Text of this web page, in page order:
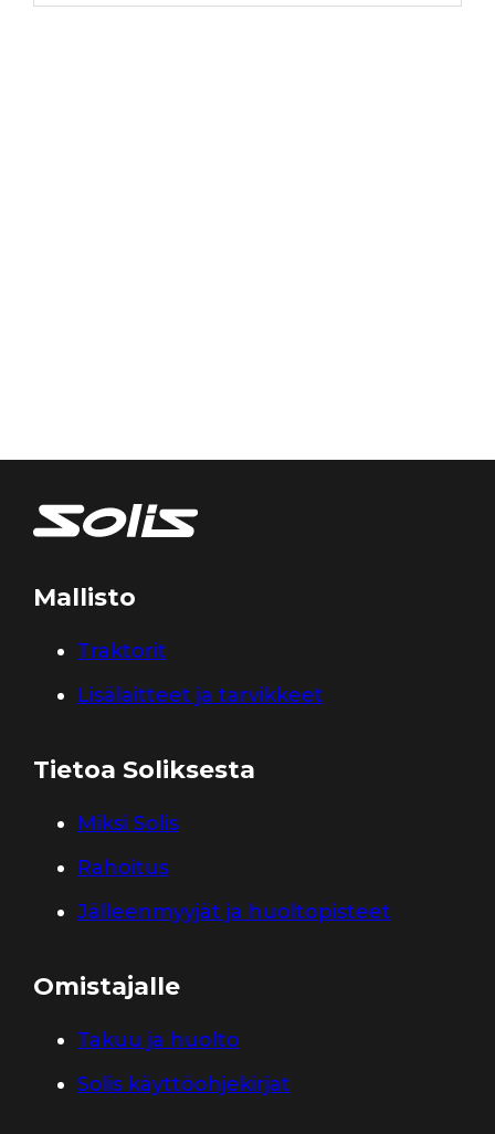
Mallisto
Traktorit
Lisälaitteet ja tarvikkeet
Tietoa Soliksesta
Miksi Solis
Rahoitus
Jälleenmyyjät ja huoltopisteet
Omistajalle
Takuu ja huolto
Solis käyttöohjekirjat